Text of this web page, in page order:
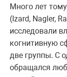
Много лет
(Izard, Nagler,
исследовали
когнитивную
две группы. С
обращался